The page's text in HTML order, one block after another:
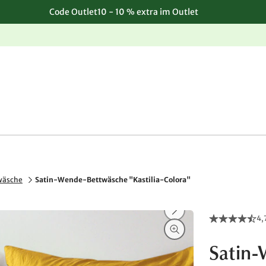
Code Outlet10 - 10 % extra im Outlet
Satin-Wende-Bettwäsche "Kastilia-Colora"
Satin-